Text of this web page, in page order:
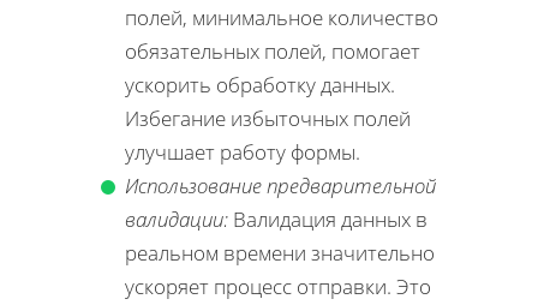
полей, минимальное количество
обязательных полей, помогает
ускорить обработку данных.
Избегание избыточных полей
улучшает работу формы.
Использование предварительной
валидации: Валидация данных в
реальном времени значительно
ускоряет процесс отправки. Это